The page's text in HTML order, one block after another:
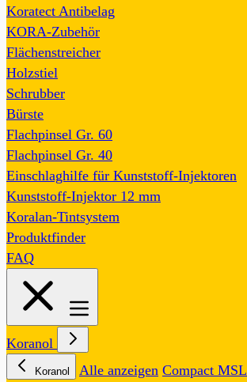
Koratect Antibelag
KORA-Zubehör
Flächenstreicher
Holzstiel
Schrubber
Bürste
Flachpinsel Gr. 60
Flachpinsel Gr. 40
Einschlaghilfe für Kunststoff-Injektoren
Kunststoff-Injektor 12 mm
Koralan-Tintsystem
Produktfinder
FAQ
Koranol
Koranol Alle anzeigen Compact MSL